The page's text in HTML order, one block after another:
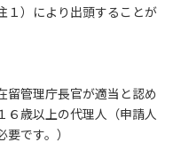
１）により出頭することが
管理庁長官が適当と認め
歳以上の代理人（申請人
です。）